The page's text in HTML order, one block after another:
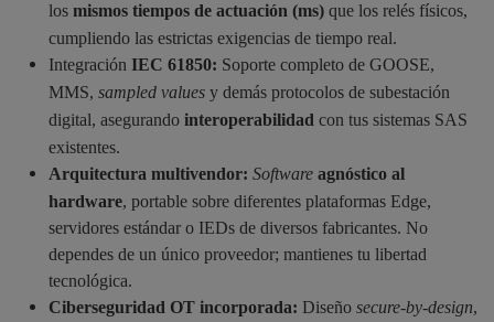
los mismos tiempos de actuación (ms) que los relés físicos,
cumpliendo las estrictas exigencias de tiempo real.
Integración IEC 61850: Soporte completo de GOOSE,
MMS, sampled values y demás protocolos de subestación
digital, asegurando interoperabilidad con tus sistemas SAS
existentes.
Arquitectura multivendor: Software agnóstico al
hardware, portable sobre diferentes plataformas Edge,
servidores estándar o IEDs de diversos fabricantes. No
dependes de un único proveedor; mantienes tu libertad
tecnológica.
Ciberseguridad OT incorporada: Diseño secure-by-design,